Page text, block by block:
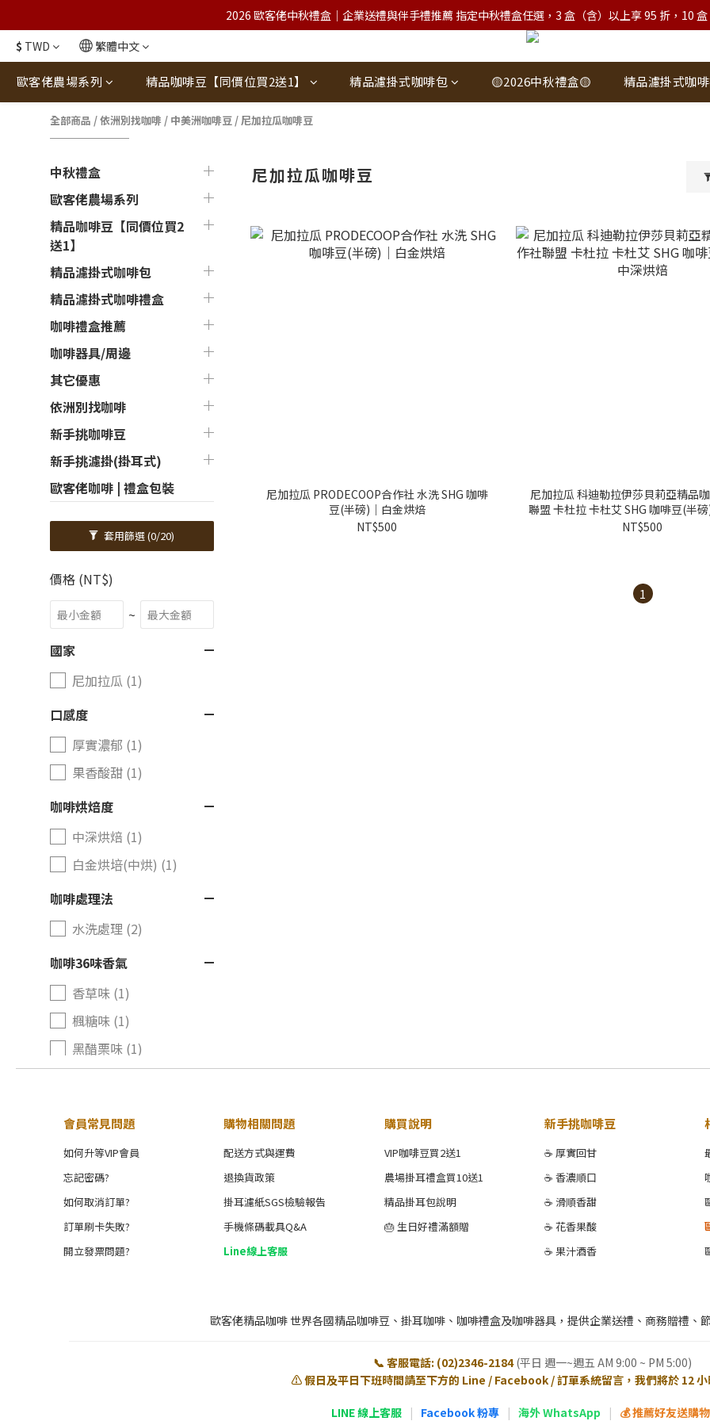
2026 歐客佬中秋禮盒｜企業送禮與伴手禮推薦 指定中秋禮盒任選，3 盒（含）以上享 95 折，10
$ TWD 繁體中文
歐客佬農場系列 精品咖啡豆【同價位買2送1】 精品濾掛式咖啡包 🟡2026中秋禮盒🟡 精品濾掛式咖
全部商品 /依洲別找咖啡 / 中美洲咖啡豆 /尼加拉瓜咖啡豆
中秋禮盒
歐客佬農場系列
精品咖啡豆【同價位買2
送1】
精品濾掛式咖啡包
精品濾掛式咖啡禮盒
咖啡禮盒推薦
咖啡器具/周邊
其它優惠
依洲別找咖啡
新手挑咖啡豆
新手挑濾掛(掛耳式)
歐客佬咖啡 | 禮盒包裝
套用篩選(0/20)
價格 (NT$)
~
國家
尼加拉瓜 (1)
口感度
厚實濃郁 (1)
果香酸甜 (1)
咖啡烘焙度
中深烘焙 (1)
白金烘培(中烘) (1)
咖啡處理法
水洗處理 (2)
咖啡36味香氣
香草味 (1)
楓糖味 (1)
黑醋栗味 (1)
核桃味 (1)
焦糖味 (1)
分級標準
SHG (1)
尼加拉瓜咖啡豆
尼加拉瓜 PRODECOOP合作社 水洗 SHG 咖啡
豆(半磅)｜白金烘焙
NT$500
尼加拉瓜 科迪勒拉伊莎貝莉亞精品
聯盟 卡杜拉 卡杜艾 SHG 咖啡豆(半
焙
NT$500
1
會員常見問題
如何升等VIP會員
忘記密碼?
如何取消訂單?
訂單刷卡失敗?
開立發票問題?
購物相關問題
配送方式與運費
退換貨政策
掛耳濾紙SGS檢驗報告
手機條碼載具Q&A
Line線上客服
購買說明
VIP咖啡豆買2送1
農場掛耳禮盒買10送1
精品掛耳包說明
🎂 生日好禮滿額贈
新手挑咖啡豆
☕ 厚實回甘
☕ 香濃順口
☕ 滑順香甜
☕ 花香果酸
☕ 果汁酒香
歐客佬精品咖啡 世界各國精品咖啡豆、掛耳咖啡、咖啡禮盒及咖啡器具，提供企業送禮、商務贈禮、
📞 客服電話: (02)2346-2184 (平日 週一~週五 AM 9:00 ~ PM 5:00)
⚠️ 假日及平日下班時間請至下方的 Line / Facebook / 訂單系統留言，我們將於 12 小
LINE 線上客服 | Facebook 粉專 | 海外 WhatsApp | 💰 推薦好友送購